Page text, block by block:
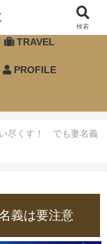
TRAVEL
PROFILE
尽くす！ でも妻名義
義は要注意
検索